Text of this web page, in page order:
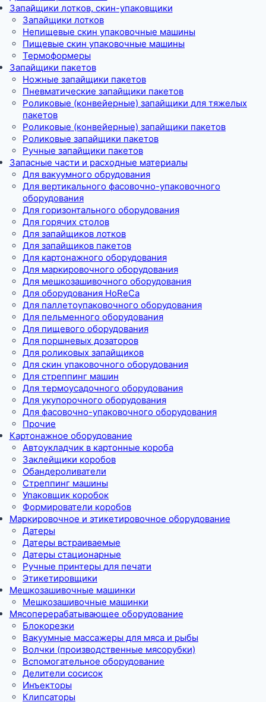
Запайщики лотков, скин-упаковщики
Запайщики лотков
Непищевые скин упаковочные машины
Пищевые скин упаковочные машины
Термоформеры
Запайщики пакетов
Ножные запайщики пакетов
Пневматические запайщики пакетов
Роликовые (конвейерные) запайщики для тяжелых
пакетов
Роликовые (конвейерные) запайщики пакетов
Роликовые запайщики пакетов
Ручные запайщики пакетов
Запасные части и расходные материалы
Для вакуумного обрудования
Для вертикального фасовочно-упаковочного
оборудования
Для горизонтального оборудования
Для горячих столов
Для запайщиков лотков
Для запайщиков пакетов
Для картонажного оборудования
Для маркировочного оборудования
Для мешкозашивочного оборудования
Для оборудования HoReCa
Для паллетоупаковочного оборудования
Для пельменного оборудования
Для пищевого оборудования
Для поршневых дозаторов
Для роликовых запайщиков
Для скин упаковочного оборудования
Для стреппинг машин
Для термоусадочного оборудования
Для укупорочного оборудования
Для фасовочно-упаковочного оборудования
Прочие
Картонажное оборудование
Автоукладчик в картонные короба
Заклейщики коробов
Обандероливатели
Стреппинг машины
Упаковщик коробок
Формирователи коробов
Маркировочное и этикетировочное оборудование
Датеры
Датеры встраиваемые
Датеры стационарные
Ручные принтеры для печати
Этикетировщики
Мешкозашивочные машинки
Мешкозашивочные машинки
Мясоперерабатывающее оборудование
Блокорезки
Вакуумные массажеры для мяса и рыбы
Волчки (производственные мясорубки)
Вспомогательное оборудование
Делители сосисок
Инъекторы
Клипсаторы